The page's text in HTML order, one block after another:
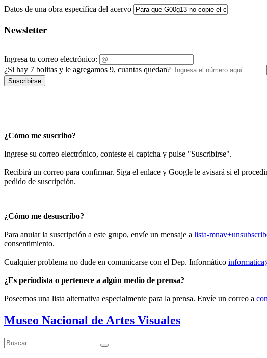
Datos de una obra específica del acervo
Newsletter
Ingresa tu correo electrónico:
¿Si hay 7 bolitas y le agregamos 9, cuantas quedan?
Suscribirse
¿Cómo me suscribo?
Ingrese su correo electrónico, conteste el captcha y pulse "Suscribirse".
Recibirá un correo para confirmar. Siga el enlace y Google le avisará si el
pedido de suscripción.
¿Cómo me desuscribo?
Para anular la suscripción a este grupo, envíe un mensaje a lista-
consentimiento.
Cualquier problema no dude en comunicarse con el Dep. Informático
¿Es periodista o pertenece a algún medio de prensa?
Poseemos una lista alternativa especialmente para la prensa. Envíe un correo a
Museo Nacional de Artes Visuales
Buscar:
Buscar